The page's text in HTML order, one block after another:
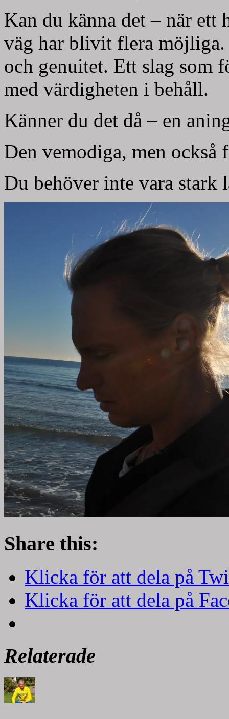
Kan du känna det – när ett
väg har blivit flera
och genuitet. Ett slag som
med värdigheten i behåll.
Känner du det då – en
Den vemodiga, men också
Du behöver inte vara stark
Share this:
Klicka för att dela på
Klicka för att dela på
Relaterade